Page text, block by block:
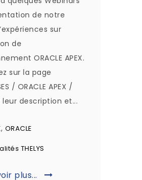
de notre
sur
de
ORACLE APEX.
sur la page
/ ORACLE APEX /
leur description et...
, ORACLE
THELYS
plus...